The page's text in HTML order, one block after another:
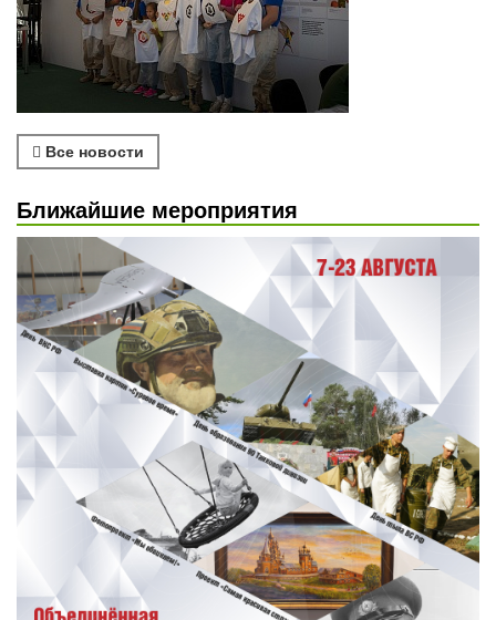
Все новости
Ближайшие мероприятия